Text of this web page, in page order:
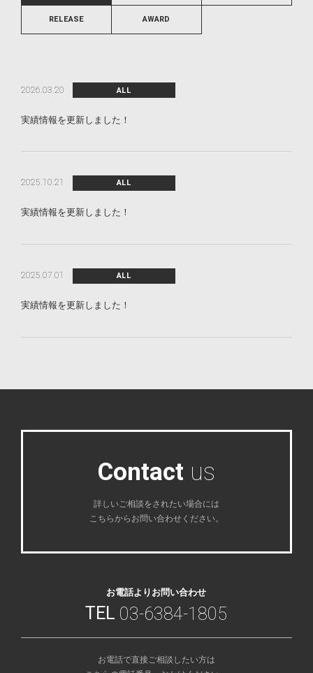
RELEASE AWARD
2026.03.20 ALL
実績情報を更新しました！
2025.10.21 ALL
実績情報を更新しました！
2025.07.01 ALL
実績情報を更新しました！
Contact us
詳しいご相談をされたい場合には
こちらからお問い合わせください。
お電話よりお問い合わせ
TEL 03-6384-1805
お電話で直接ご相談したい方は